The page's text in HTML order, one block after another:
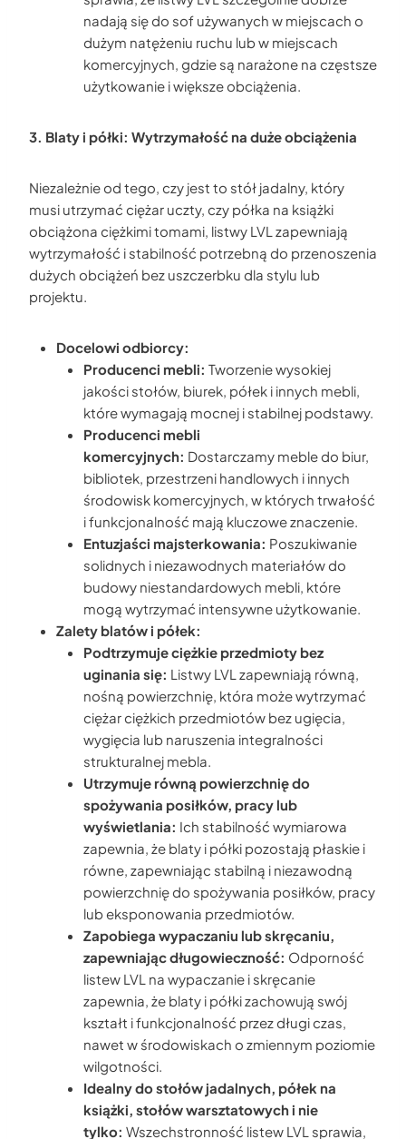
nadają się do sof używanych w miejscach o
dużym natężeniu ruchu lub w miejscach
komercyjnych, gdzie są narażone na częstsze
użytkowanie i większe obciążenia.
3. Blaty i półki: Wytrzymałość na duże obciążenia
Niezależnie od tego, czy jest to stół jadalny, który
musi utrzymać ciężar uczty, czy półka na książki
obciążona ciężkimi tomami, listwy LVL zapewniają
wytrzymałość i stabilność potrzebną do przenoszenia
dużych obciążeń bez uszczerbku dla stylu lub
projektu.
Docelowi odbiorcy:
Producenci mebli: Tworzenie wysokiej
jakości stołów, biurek, półek i innych mebli,
które wymagają mocnej i stabilnej podstawy.
Producenci mebli
komercyjnych: Dostarczamy meble do biur,
bibliotek, przestrzeni handlowych i innych
środowisk komercyjnych, w których trwałość
i funkcjonalność mają kluczowe znaczenie.
Entuzjaści majsterkowania: Poszukiwanie
solidnych i niezawodnych materiałów do
budowy niestandardowych mebli, które
mogą wytrzymać intensywne użytkowanie.
Zalety blatów i półek:
Podtrzymuje ciężkie przedmioty bez
uginania się: Listwy LVL zapewniają równą,
nośną powierzchnię, która może wytrzymać
ciężar ciężkich przedmiotów bez ugięcia,
wygięcia lub naruszenia integralności
strukturalnej mebla.
Utrzymuje równą powierzchnię do
spożywania posiłków, pracy lub
wyświetlania: Ich stabilność wymiarowa
zapewnia, że blaty i półki pozostają płaskie i
równe, zapewniając stabilną i niezawodną
powierzchnię do spożywania posiłków, pracy
lub eksponowania przedmiotów.
Zapobiega wypaczaniu lub skręcaniu,
zapewniając długowieczność: Odporność
listew LVL na wypaczanie i skręcanie
zapewnia, że blaty i półki zachowują swój
kształt i funkcjonalność przez długi czas,
nawet w środowiskach o zmiennym poziomie
wilgotności.
Idealny do stołów jadalnych, półek na
książki, stołów warsztatowych i nie
tylko: Wszechstronność listew LVL sprawia,